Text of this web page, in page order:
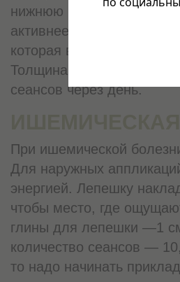
нижнюю четверть
активнее работать. Для
которая вбирает в себя
Толщина лепешки —1
сеансов через день.
При ишемической
Для наружных
энергией. Лепешку
чтобы место, где
глины для лепешки —1
количество сеансов —
то надо начинать